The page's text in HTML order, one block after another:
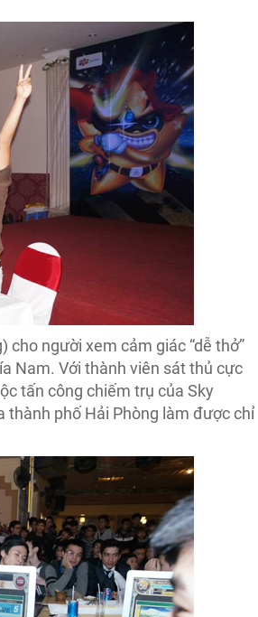
cho người xem cảm giác “dễ thở”
Nam. Với thành viên sát thủ cực
tấn công chiếm trụ của Sky
thành phố Hải Phòng làm được chỉ